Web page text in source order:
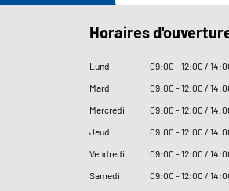
Horaires
Lundi 09:00 - 12:00 / 14:
Mardi
09:00 - 12:00 / 14:
Mercredi
09:00 - 12:00 / 14:
Jeudi
09:00 - 12:00 / 14:
Vendredi
09:00 - 12:00 / 14:
Samedi
09:00 - 12:00 / 14: